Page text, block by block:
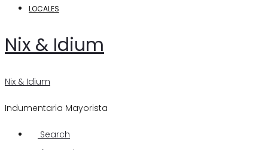
LOCALES
Nix & Idium
Nix & Idium
Indumentaria Mayorista
Search